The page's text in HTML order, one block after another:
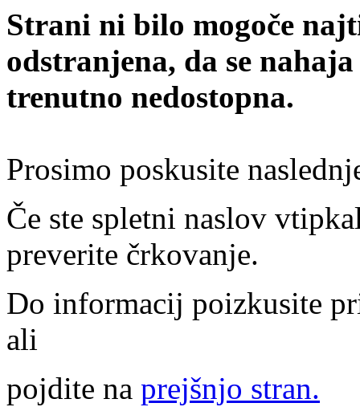
Strani ni bilo mogoče
odstranjena, da se
trenutno nedostopna.
Prosimo poskusite
Če ste spletni naslov
preverite črkovanje.
Do informacij poizkusite
ali
pojdite na prejšnjo stran.